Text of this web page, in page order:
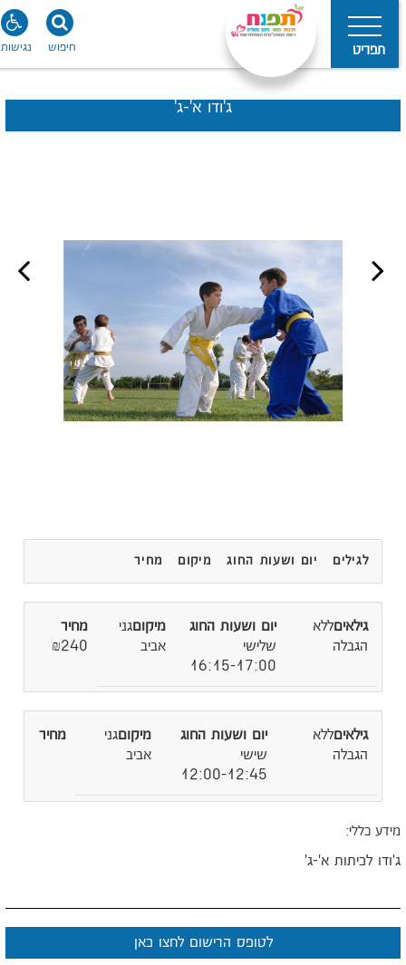
תפריט נגישות חיפוש
ג'ודו א'-ג'
לגילים יום ושעות החוג מיקום מחיר
ללא
הגבלה
שלישי
16:15-17:00
גני
אביב
₪240
ללא
הגבלה
שישי
12:00-12:45
גני
אביב
כללי:
לכיתות א'-ג'
לטופס הרישום לחצו כאן